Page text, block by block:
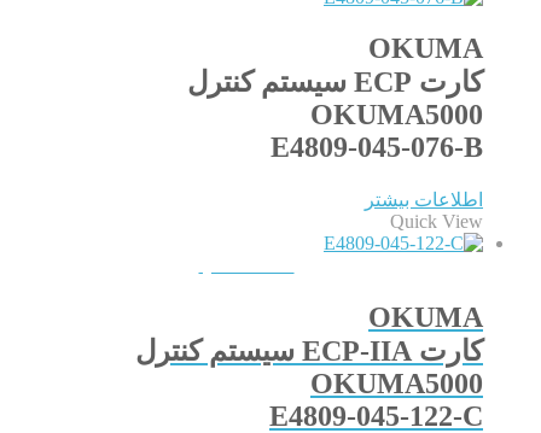
OKUMA
کارت ECP سیستم کنترل
OKUMA5000
E4809-045-076-B
اطلاعات بیشتر
Quick View
OKUMA
کارت ECP-IIA سیستم کنترل
OKUMA5000
E4809-045-122-C